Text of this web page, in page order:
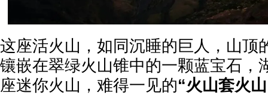
这座活火山，如同沉睡的巨人，山顶
镶嵌在翠绿火山锥中的一颗蓝宝石，
座迷你火山，难得一见的“火山套火